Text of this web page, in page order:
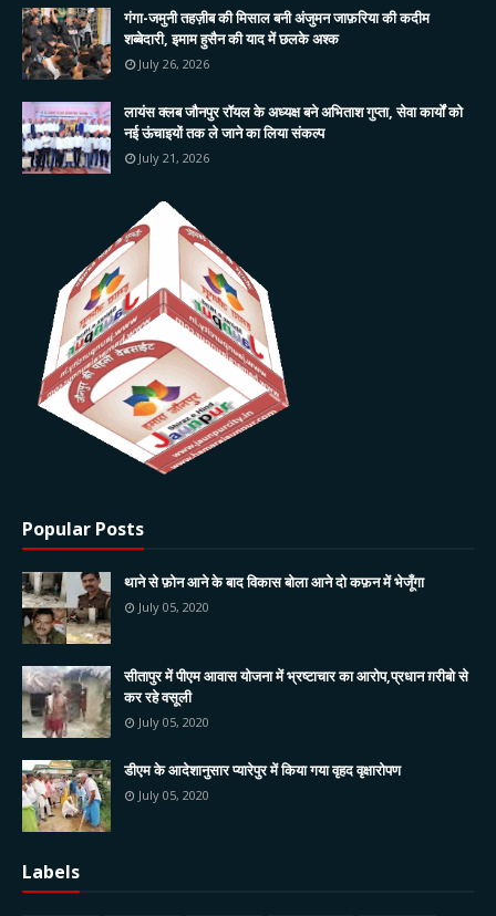
गंगा-जमुनी तहज़ीब की मिसाल बनी अंजुमन जाफ़रिया की कदीम
शब्बेदारी, इमाम हुसैन की याद में छलके अश्क
July 26, 2026
लायंस क्लब जौनपुर रॉयल के अध्यक्ष बने अभिताश गुप्ता, सेवा कार्यों को
नई ऊंचाइयों तक ले जाने का लिया संकल्प
July 21, 2026
Popular Posts
थाने से फ़ोन आने के बाद विकास बोला आने दो कफ़न में भेजूँगा
July 05, 2020
सीतापुर में पीएम आवास योजना में भ्रष्टाचार का आरोप,प्रधान ग़रीबो से
कर रहे वसूली
July 05, 2020
डीएम के आदेशानुसार प्यारेपुर में किया गया वृहद वृक्षारोपण
July 05, 2020
Labels